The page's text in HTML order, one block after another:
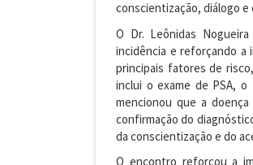
conscientização, diálogo
O Dr. Leônidas
incidência e reforçando a
principais fatores de
inclui o exame de PSA, o
mencionou que a
confirmação do
da conscientização e do
O encontro reforçou a